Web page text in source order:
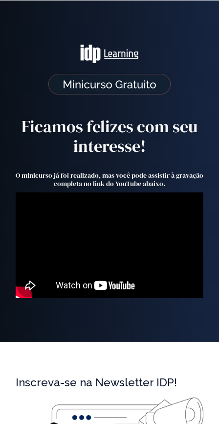
Ficamos felizes com seu
interesse!
O minicurso já foi realizado, mas você pode assistir à gravação
completa no link do YouTube abaixo.
Inscreva-se na Newsletter IDP!